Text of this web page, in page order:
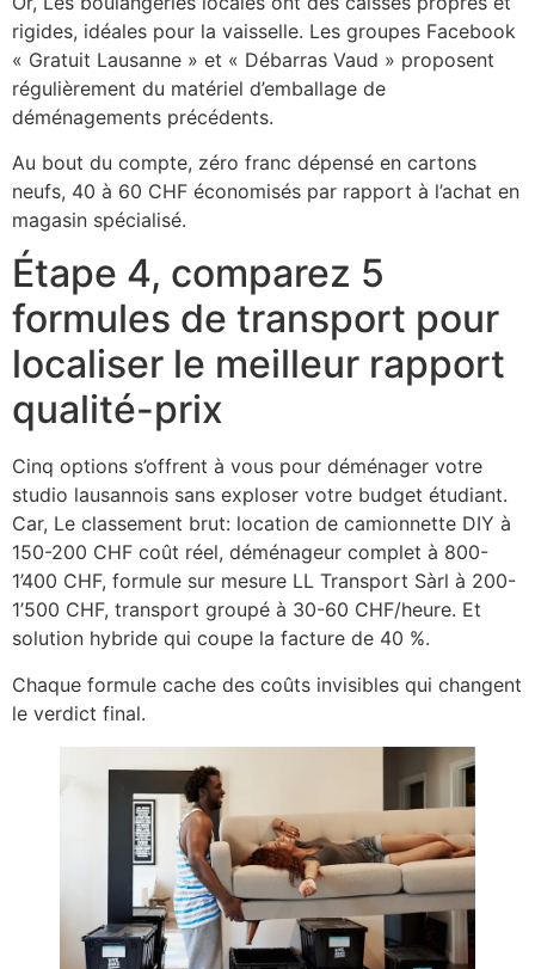
rigides, idéales pour la vaisselle. Les groupes Facebook
« Gratuit Lausanne » et « Débarras Vaud » proposent
régulièrement du matériel d’emballage de
déménagements précédents.
Au bout du compte, zéro franc dépensé en cartons
neufs, 40 à 60 CHF économisés par rapport à l’achat en
magasin spécialisé.
Étape 4, comparez 5
formules de transport pour
localiser le meilleur rapport
qualité-prix
Cinq options s’offrent à vous pour déménager votre
studio lausannois sans exploser votre budget étudiant.
Car, Le classement brut: location de camionnette DIY à
150-200 CHF coût réel, déménageur complet à 800-
1’400 CHF, formule sur mesure LL Transport Sàrl à 200-
1’500 CHF, transport groupé à 30-60 CHF/heure. Et
solution hybride qui coupe la facture de 40 %.
Chaque formule cache des coûts invisibles qui changent
le verdict final.